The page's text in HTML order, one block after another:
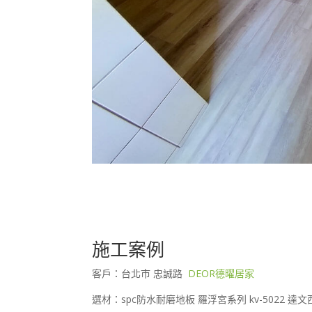
施工案例
客戶：台北市 忠誠路 DEOR德曜居家
選材：spc防水耐磨地板 羅浮宮系列 kv-5022 達文